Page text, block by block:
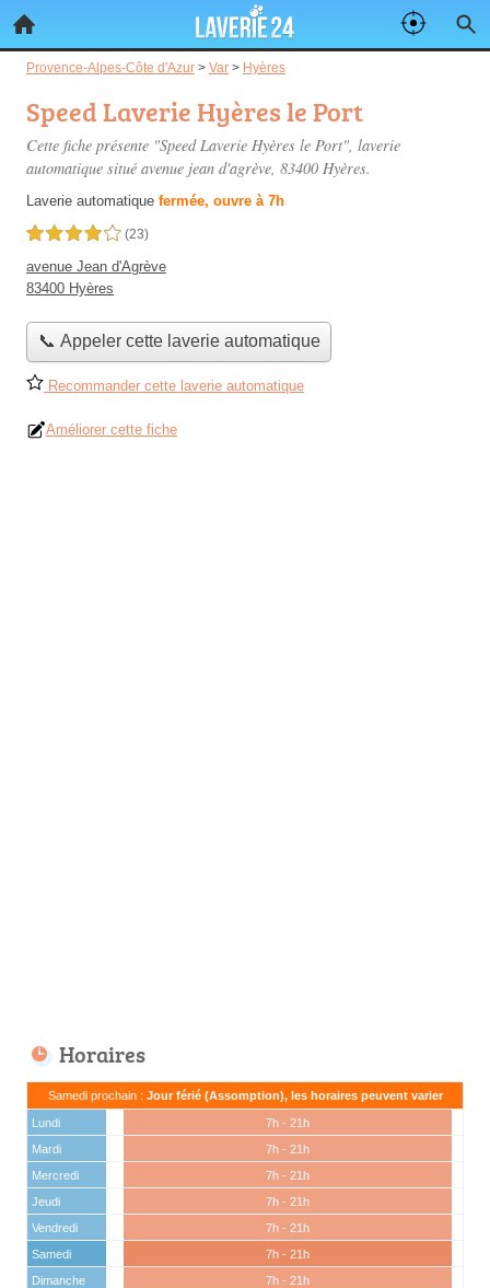
Provence-Alpes-Côte d'Azur > Var > Hyères
Speed Laverie Hyères le Port
Cette fiche présente "Speed Laverie Hyères le Port", laverie
automatique situé avenue jean d'agrève, 83400 Hyères.
Laverie automatique fermée, ouvre à 7h
4,0 étoiles sur 5 (23)
avenue Jean d'Agrève
83400 Hyères
📞 Appeler cette laverie automatique
Recommander cette laverie automatique
Améliorer cette fiche
Horaires
Samedi prochain : Jour férié (Assomption), les horaires peuvent varier
Lundi
7h - 21h
Mardi
7h - 21h
Mercredi
7h - 21h
Jeudi
7h - 21h
Vendredi
7h - 21h
Samedi
7h - 21h
Dimanche
7h - 21h